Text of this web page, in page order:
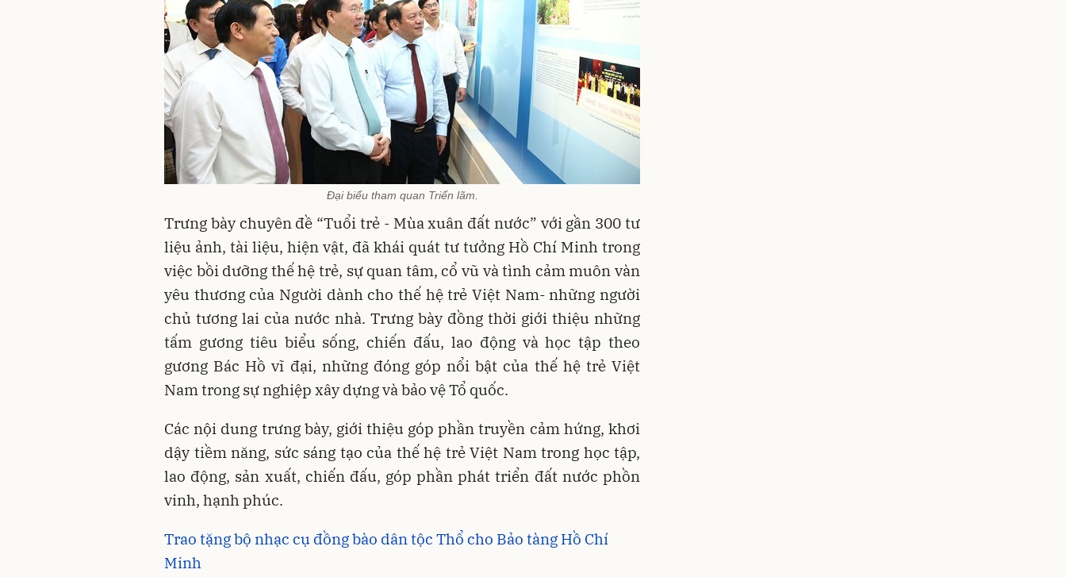
Đại biểu tham quan Triển lãm.
Trưng bày chuyên đề “Tuổi trẻ - Mùa xuân đất nước” với gần 300 tư
liệu ảnh, tài liệu, hiện vật, đã khái quát tư tưởng Hồ Chí Minh trong
việc bồi dưỡng thế hệ trẻ, sự quan tâm, cổ vũ và tình cảm muôn vàn
yêu thương của Người dành cho thế hệ trẻ Việt Nam- những người
chủ tương lai của nước nhà. Trưng bày đồng thời giới thiệu những
tấm gương tiêu biểu sống, chiến đấu, lao động và học tập theo
gương Bác Hồ vĩ đại, những đóng góp nổi bật của thế hệ trẻ Việt
Nam trong sự nghiệp xây dựng và bảo vệ Tổ quốc.
Các nội dung trưng bày, giới thiệu góp phần truyền cảm hứng, khơi
dậy tiềm năng, sức sáng tạo của thế hệ trẻ Việt Nam trong học tập,
lao động, sản xuất, chiến đấu, góp phần phát triển đất nước phồn
vinh, hạnh phúc.
Trao tặng bộ nhạc cụ đồng bào dân tộc Thổ cho Bảo tàng Hồ Chí
Minh